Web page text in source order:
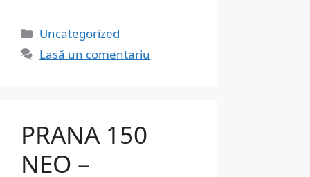
Categorii
Uncategorized
Lasă un comentariu
PRANA 150
NEO –